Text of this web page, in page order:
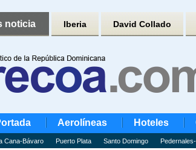
noticia Iberia David Collado
Aerolíneas Hoteles
Cana-Bávaro Puerto Plata Santo Domingo